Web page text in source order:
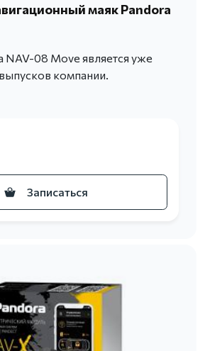
маяк Pandora
NAV-08 Move является уже
компании.
Записаться